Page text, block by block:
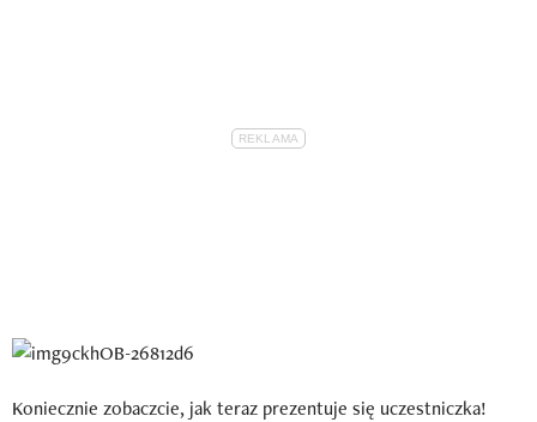
Koniecznie zobaczcie, jak teraz prezentuje się uczestniczka!